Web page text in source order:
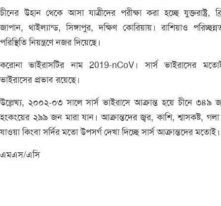
চীনের উহান থেকে আসা যাত্রীদের পরীক্ষা করা হচ্ছে যুক্তরাষ্ট্র,
জাপান, থাইল্যান্ড, সিঙ্গাপুর, দক্ষিণ কোরিয়ায়। রাশিয়াও
পরিস্থিতি নিয়ন্ত্রণে নজর দিয়েছে।
করোনা ভাইরাসটির নাম 2019-nCoV। সার্স ভাইরাসের
ভাইরাসের প্রভাব রয়েছে।
উল্লেখ্য, ২০০২-০৩ সালে সার্স ভাইরাসে আক্রান্ত হয়ে চীনে ৩৪৯
হংকংয়ের ২৯৯ জন মারা যান। আক্রান্তদের জ্বর, কাশি, শ্বাসকষ্ট,
যাওয়া কিংবা সর্দির মতো উপসর্গ দেখা দিচ্ছে সার্স আক্রান্তদের
এমএস/এসি